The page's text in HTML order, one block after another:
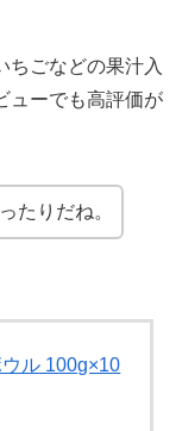
ちごなどの果汁入
ューでも高評価が
たりだね。
ル 100g×10